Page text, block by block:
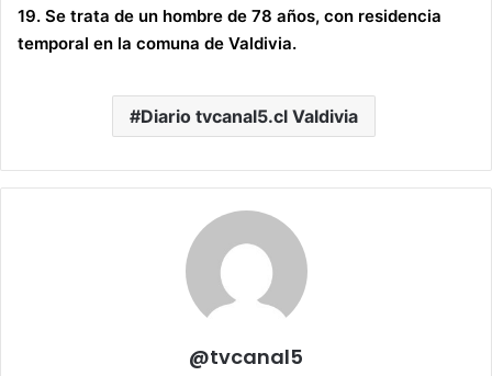
19. Se trata de un hombre de 78 años, con residencia
temporal en la comuna de Valdivia.
Diario tvcanal5.cl Valdivia
@tvcanal5